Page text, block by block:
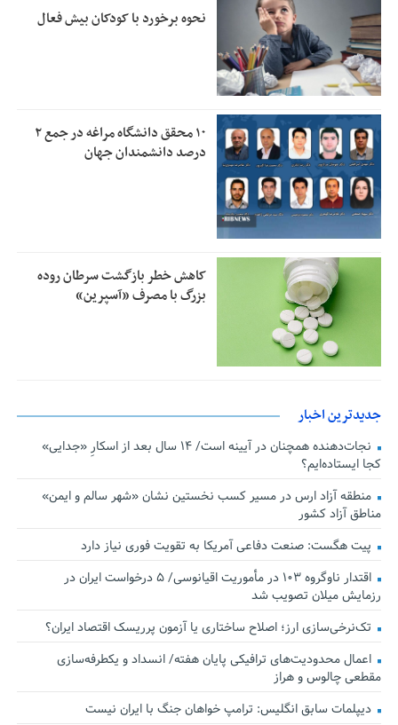
نحوه برخورد با کودکان بیش فعال
۱۰ محقق دانشگاه مراغه در جمع ۲
درصد دانشمندان جهان
کاهش خطر بازگشت سرطان روده
بزرگ با مصرف «آسپرین»
جدیدترین اخبار
نجات‌دهنده‌ همچنان در آیینه است/ ۱۴ سال بعد از اسکارِ «جدایی»
کجا ایستاده‌ایم؟
منطقه آزاد ارس در مسیر کسب نخستین نشان «شهر سالم و ایمن»
مناطق آزاد کشور
پیت هگست: صنعت دفاعی آمریکا به تقویت فوری نیاز دارد
اقتدار ناوگروه ۱۰۳ در مأموریت‌ اقیانوسی/ ۵ درخواست ایران در
رزمایش میلان تصویب شد
تک‌نرخی‌سازی ارز؛ اصلاح ساختاری یا آزمون پرریسک اقتصاد ایران؟
اعمال محدودیت‌های ترافیکی پایان هفته/ انسداد و یکطرفه‌سازی
مقطعی چالوس و هراز
دیپلمات سابق انگلیس:‌ ترامپ خواهان جنگ با ایران نیست